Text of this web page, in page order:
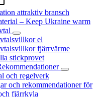
attraktiv bransch
– Keep Ukraine warm
el
fjärrvärme
stickprovet
och regelverk
och rekommendationer för
fjärrkyla